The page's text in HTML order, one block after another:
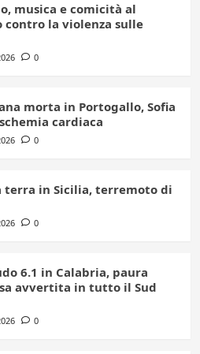
musica e comicità al
contro la violenza sulle
0
morta in Portogallo, Sofia
cardiaca
0
terra in Sicilia, terremoto di
0
6.1 in Calabria, paura
avvertita in tutto il Sud
0